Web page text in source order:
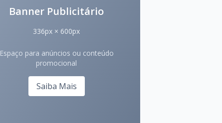
Banner Publicitário
336px × 600px
Espaço para anúncios ou conteúdo
promocional
Saiba Mais